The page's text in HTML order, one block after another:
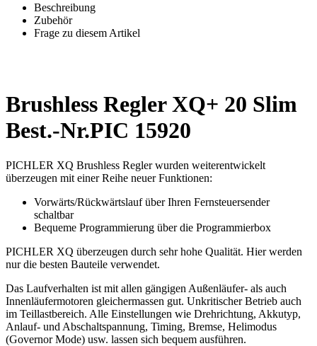
Beschreibung
Zubehör
Frage zu diesem Artikel
Brushless Regler XQ+ 20 Slim
Best.-Nr.PIC 15920
PICHLER XQ Brushless Regler wurden weiterentwickelt
überzeugen mit einer Reihe neuer Funktionen:
Vorwärts/Rückwärtslauf über Ihren Fernsteuersender
schaltbar
Bequeme Programmierung über die Programmierbox
PICHLER XQ überzeugen durch sehr hohe Qualität. Hier werden
nur die besten Bauteile verwendet.
Das Laufverhalten ist mit allen gängigen Außenläufer- als auch
Innenläufermotoren gleichermassen gut. Unkritischer Betrieb auch
im Teillastbereich. Alle Einstellungen wie Drehrichtung, Akkutyp,
Anlauf- und Abschaltspannung, Timing, Bremse, Helimodus
(Governor Mode) usw. lassen sich bequem ausführen.